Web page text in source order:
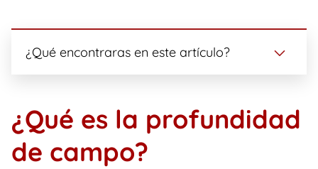
¿Qué encontraras en este artículo?
¿Qué es la profundidad
de campo?